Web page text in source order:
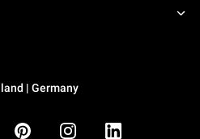
| Germany